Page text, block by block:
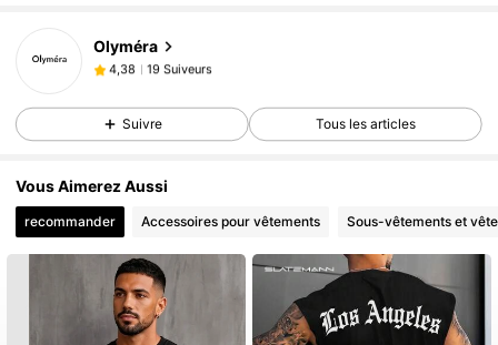
Olyméra
4,38
19 Suiveurs
j***n est en train de naviguer
Suivre Tous les articles
Vous Aimerez Aussi
recommander Accessoires pour vêtements Sous-vêtements et